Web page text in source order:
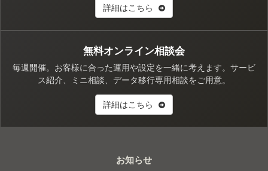
詳細はこちら
無料オンライン相談会
毎週開催。お客様に合った運用や設定を一緒に考えます。サービ
ス紹介、ミニ相談、データ移行専用相談をご用意。
詳細はこちら
お知らせ